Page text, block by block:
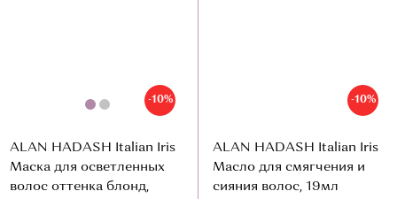
-10%
ALAN HADASH Italian Iris
Маска для осветленных
волос оттенка блонд,
-10%
ALAN HADASH Italian Iris
Масло для смягчения и
сияния волос, 19мл